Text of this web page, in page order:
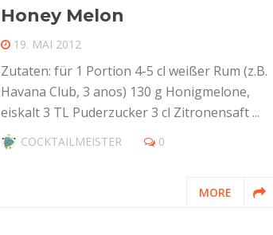
Honey Melon
19. MAI 2012
Zutaten: für 1 Portion 4-5 cl weißer Rum (z.B.
Havana Club, 3 anos) 130 g Honigmelone,
eiskalt 3 TL Puderzucker 3 cl Zitronensaft ...
COCKTAILMEISTER 0
MORE